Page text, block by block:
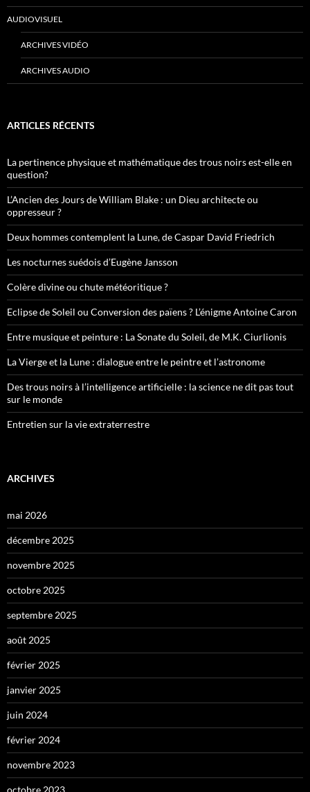
AUDIOVISUEL
ARCHIVES VIDÉO
ARCHIVES AUDIO
ARTICLES RÉCENTS
La pertinence physique et mathématique des trous noirs est-elle en
question?
L’Ancien des Jours de William Blake : un Dieu architecte ou
oppresseur ?
Deux hommes contemplent la Lune, de Caspar David Friedrich
Les nocturnes suédois d’Eugène Jansson
Colère divine ou chute météoritique ?
Eclipse de Soleil ou Conversion des païens ? L’énigme Antoine Caron
Entre musique et peinture : La Sonate du Soleil, de M.K. Ciurlionis
La Vierge et la Lune : dialogue entre le peintre et l’astronome
Des trous noirs à l’intelligence artificielle : la science ne dit pas tout
sur le monde
Entretien sur la vie extraterrestre
ARCHIVES
mai 2026
décembre 2025
novembre 2025
octobre 2025
septembre 2025
août 2025
février 2025
janvier 2025
juin 2024
février 2024
novembre 2023